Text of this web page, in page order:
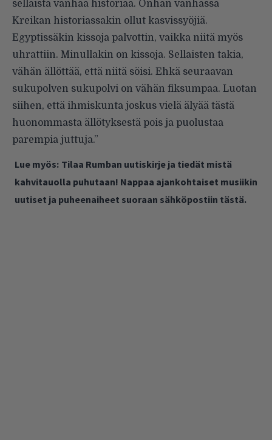
sellaista vanhaa historiaa. Onhan vanhassa
Kreikan historiassakin ollut kasvissyöjiä.
Egyptissäkin kissoja palvottin, vaikka niitä myös
uhrattiin. Minullakin on kissoja. Sellaisten takia,
vähän ällöttää, että niitä söisi. Ehkä seuraavan
sukupolven sukupolvi on vähän fiksumpaa. Luotan
siihen, että ihmiskunta joskus vielä älyää tästä
huonommasta ällötyksestä pois ja puolustaa
parempia juttuja.”
Lue myös: Tilaa Rumban uutiskirje ja tiedät mistä
kahvitauolla puhutaan! Nappaa ajankohtaiset musiikin
uutiset ja puheenaiheet suoraan sähköpostiin tästä.